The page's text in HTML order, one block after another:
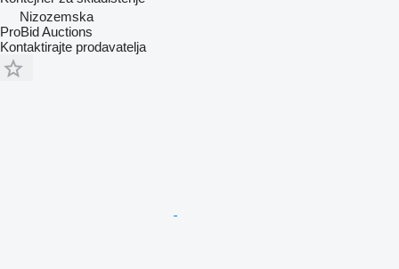
Nizozemska
ProBid Auctions
Kontaktirajte prodavatelja